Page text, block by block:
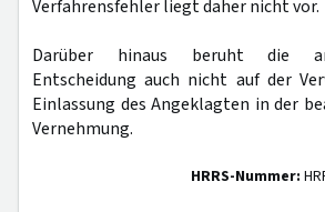
Verfahrensfehler liegt daher nicht vor.
Darüber hinaus beruht die
Entscheidung auch nicht auf der
Einlassung des Angeklagten in der
Vernehmung.
HRRS-Nummer: